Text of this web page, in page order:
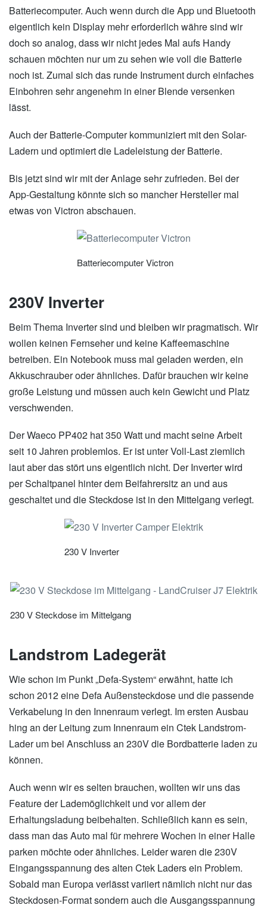
Batteriecomputer. Auch wenn durch die App und Bluetooth
eigentlich kein Display mehr erforderlich währe sind wir
doch so analog, dass wir nicht jedes Mal aufs Handy
schauen möchten nur um zu sehen wie voll die Batterie
noch ist. Zumal sich das runde Instrument durch einfaches
Einbohren sehr angenehm in einer Blende versenken
lässt.
Auch der Batterie-Computer kommuniziert mit den Solar-
Ladern und optimiert die Ladeleistung der Batterie.
Bis jetzt sind wir mit der Anlage sehr zufrieden. Bei der
App-Gestaltung könnte sich so mancher Hersteller mal
etwas von Victron abschauen.
Batteriecomputer Victron
230V Inverter
Beim Thema Inverter sind und bleiben wir pragmatisch. Wir
wollen keinen Fernseher und keine Kaffeemaschine
betreiben. Ein Notebook muss mal geladen werden, ein
Akkuschrauber oder ähnliches. Dafür brauchen wir keine
große Leistung und müssen auch kein Gewicht und Platz
verschwenden.
Der Waeco PP402 hat 350 Watt und macht seine Arbeit
seit 10 Jahren problemlos. Er ist unter Voll-Last ziemlich
laut aber das stört uns eigentlich nicht. Der Inverter wird
per Schaltpanel hinter dem Beifahrersitz an und aus
geschaltet und die Steckdose ist in den Mittelgang verlegt.
230 V Inverter
230 V Steckdose im Mittelgang
Landstrom Ladegerät
Wie schon im Punkt „Defa-System“ erwähnt, hatte ich
schon 2012 eine Defa Außensteckdose und die passende
Verkabelung in den Innenraum verlegt. Im ersten Ausbau
hing an der Leitung zum Innenraum ein Ctek Landstrom-
Lader um bei Anschluss an 230V die Bordbatterie laden zu
können.
Auch wenn wir es selten brauchen, wollten wir uns das
Feature der Lademöglichkeit und vor allem der
Erhaltungsladung beibehalten. Schließlich kann es sein,
dass man das Auto mal für mehrere Wochen in einer Halle
parken möchte oder ähnliches. Leider waren die 230V
Eingangsspannung des alten Ctek Laders ein Problem.
Sobald man Europa verlässt variiert nämlich nicht nur das
Steckdosen-Format sondern auch die Ausgangsspannung